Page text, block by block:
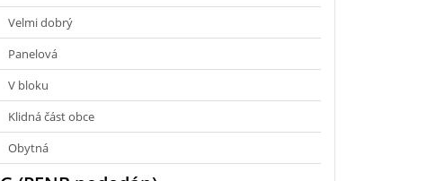
Velmi dobrý
Panelová
V bloku
Klidná část obce
Obytná